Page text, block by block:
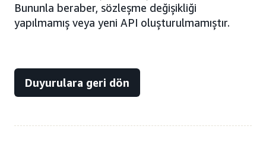
Bununla beraber, sözleşme değişikliği
yapılmamış veya yeni API oluşturulmamıştır.
Duyurulara geri dön